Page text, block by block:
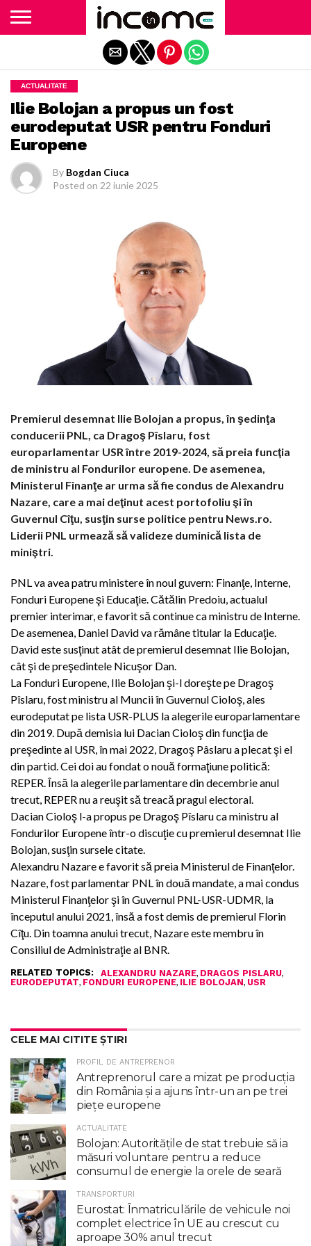
ACTUALITATE
Ilie Bolojan a propus un fost
eurodeputat USR pentru Fonduri
Europene
By Bogdan Ciuca
Posted on 22 iunie 2025
Premierul desemnat Ilie Bolojan a propus, în şedinţa
conducerii PNL, ca Dragoş Pîslaru, fost
europarlamentar USR între 2019-2024, să preia funcţia
de ministru al Fondurilor europene. De asemenea,
Ministerul Finanţe ar urma să fie condus de Alexandru
Nazare, care a mai deţinut acest portofoliu şi în
Guvernul Cîţu, susţin surse politice pentru News.ro.
Liderii PNL urmează să valideze duminică lista de
miniştri.
PNL va avea patru ministere în noul guvern: Finanţe, Interne,
Fonduri Europene şi Educaţie. Cătălin Predoiu, actualul
premier interimar, e favorit să continue ca ministru de Interne.
De asemenea, Daniel David va rămâne titular la Educaţie.
David este susţinut atât de premierul desemnat Ilie Bolojan,
cât şi de preşedintele Nicuşor Dan.
La Fonduri Europene, Ilie Bolojan şi-l doreşte pe Dragoş
Pîslaru, fost ministru al Muncii în Guvernul Cioloş, ales
eurodeputat pe lista USR-PLUS la alegerile europarlamentare
din 2019. După demisia lui Dacian Cioloş din funcţia de
preşedinte al USR, în mai 2022, Dragoş Pâslaru a plecat şi el
din partid. Cei doi au fondat o nouă formaţiune politică:
REPER. Însă la alegerile parlamentare din decembrie anul
trecut, REPER nu a reuşit să treacă pragul electoral.
Dacian Cioloş l-a propus pe Dragoş Pîslaru ca ministru al
Fondurilor Europene într-o discuţie cu premierul desemnat Ilie
Bolojan, susţin sursele citate.
Alexandru Nazare e favorit să preia Ministerul de Finanţelor.
Nazare, fost parlamentar PNL în două mandate, a mai condus
Ministerul Finanţelor şi în Guvernul PNL-USR-UDMR, la
începutul anului 2021, însă a fost demis de premierul Florin
Cîţu. Din toamna anului trecut, Nazare este membru în
Consiliul de Administraţie al BNR.
RELATED TOPICS: ALEXANDRU NAZARE, DRAGOS PISLARU,
EURODEPUTAT, FONDURI EUROPENE, ILIE BOLOJAN, USR
CELE MAI CITITE ȘTIRI
PROFIL DE ANTREPRENOR
Antreprenorul care a mizat pe producția
din România și a ajuns într-un an pe trei
piețe europene
ACTUALITATE
Bolojan: Autoritățile de stat trebuie să ia
măsuri voluntare pentru a reduce
consumul de energie la orele de seară
TRANSPORTURI
Eurostat: Înmatriculările de vehicule noi
complet electrice în UE au crescut cu
aproape 30% anul trecut
Exit mobile version